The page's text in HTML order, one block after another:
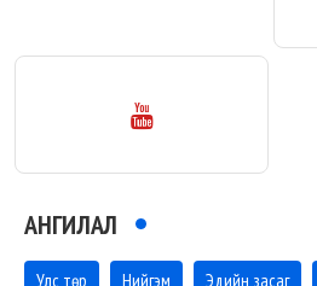
АНГИЛАЛ
Улс төр Нийгэм Эдийн засаг